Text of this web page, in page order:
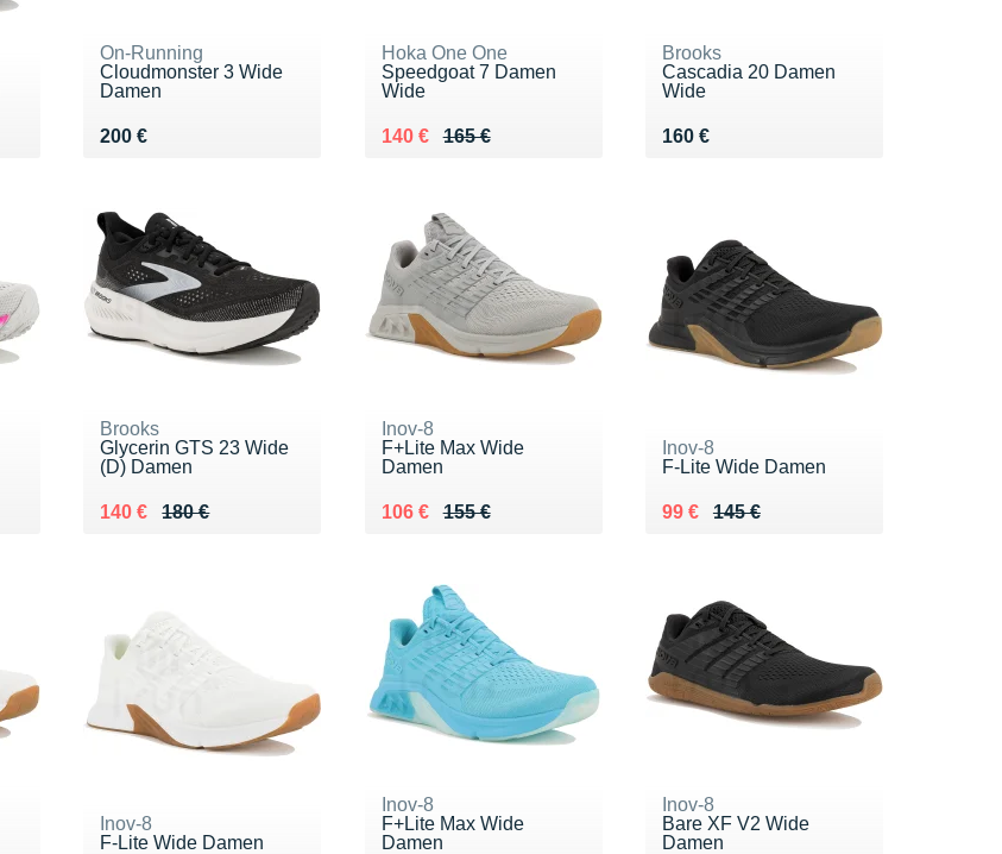
On-Running
Cloudmonster 3 Wide
Damen
200 €
Vendu 200 €
Hoka One One
Speedgoat 7 Damen
Wide
165 €
Au lieu de 165 €
140 €
Vendu 140 €
Brooks
Cascadia 20 Damen
Wide
160 €
Vendu 160 €
Brooks
Glycerin GTS 23 Wide
(D) Damen
180 €
Au lieu de 180 €
140 €
Vendu 140 €
Inov-8
F+Lite Max Wide
Damen
155 €
Au lieu de 155 €
106 €
Vendu 106 €
Inov-8
F-Lite Wide Damen
145 €
Au lieu de 145 €
99 €
Vendu 99 €
Inov-8
F-Lite Wide Damen
Inov-8
F+Lite Max Wide
Damen
Inov-8
Bare XF V2 Wide
Damen